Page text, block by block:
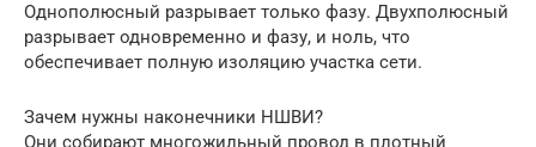
Однополюсный разрывает только фазу. Двухполюсный
разрывает одновременно и фазу, и ноль, что
обеспечивает полную изоляцию участка сети.
Зачем нужны наконечники НШВИ?
Они собирают многожильный провод в плотный